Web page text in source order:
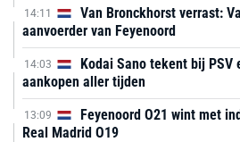
14:11
Van Bronckhorst verrast:
aanvoerder van Feyenoord
14:03
Kodai Sano tekent bij
aankopen aller tijden
13:09
Feyenoord O21 wint met
Real Madrid O19